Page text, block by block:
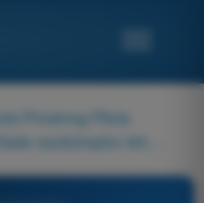
Privatnog Pilota